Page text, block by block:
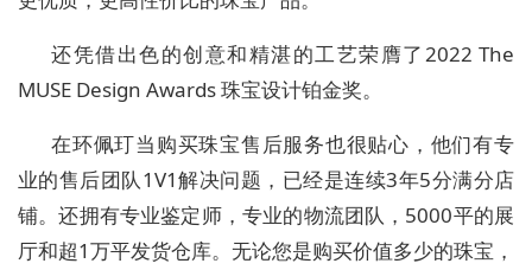
还凭借出色的创意和精湛的工艺荣膺了2022 The
MUSE Design Awards 珠宝设计铂金奖。
在环佩玎当购买珠宝售后服务也很贴心，他们有专
业的售后团队1V1解决问题，已经是连续3年5分满分店
铺。还拥有专业鉴定师，专业的物流团队，5000平的展
厅和超1万平发货仓库。无论您是购买价值多少的珠宝，